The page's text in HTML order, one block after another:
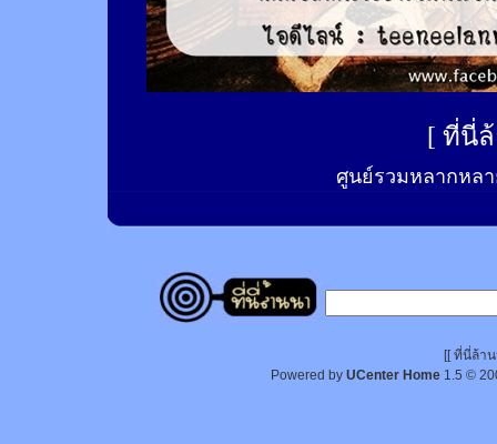
[ ที่นี่
ศูนย์รวมหลากหลา
[[ ที่นี่ล้า
Powered by UCenter Home 1.5 ©